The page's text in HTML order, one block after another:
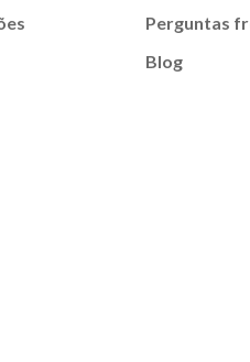
Perguntas
Blog